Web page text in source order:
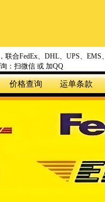
联合FedEx、DHL、UPS、
：扫微信 或 加QQ
价格查询 运单条款